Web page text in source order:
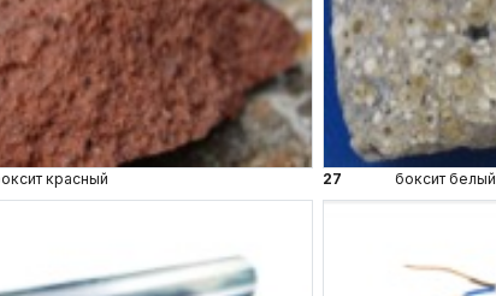
красный 27 боксит белый